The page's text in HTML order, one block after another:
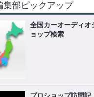
集部ピックアップ
全国カーオーディオ
ョップ検索